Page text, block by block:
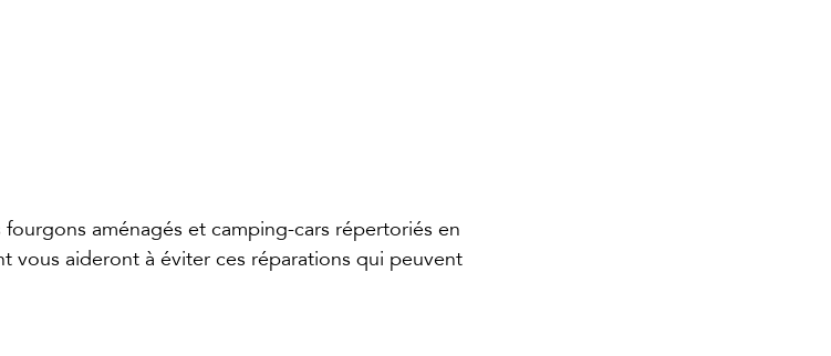
aménagés et camping-cars répertoriés en
vous aideront à éviter ces réparations qui peuvent